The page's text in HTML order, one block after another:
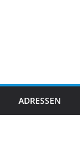
ADRESSEN